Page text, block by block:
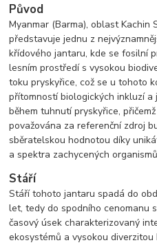
Původ
Myanmar (Barma), oblast Kachin
představuje jednu z
křídového jantaru, kde se fosilní
lesním prostředí s vysokou
toku pryskyřice, což se u tohoto
přítomností biologických inkluzí
během tuhnutí pryskyřice,
považována za referenční zdroj
sběratelskou hodnotou díky
a spektra zachycených
Stáří
Stáří tohoto jantaru spadá do
let, tedy do spodního cenomanu
časový úsek charakterizovaný
ekosystémů a vysokou